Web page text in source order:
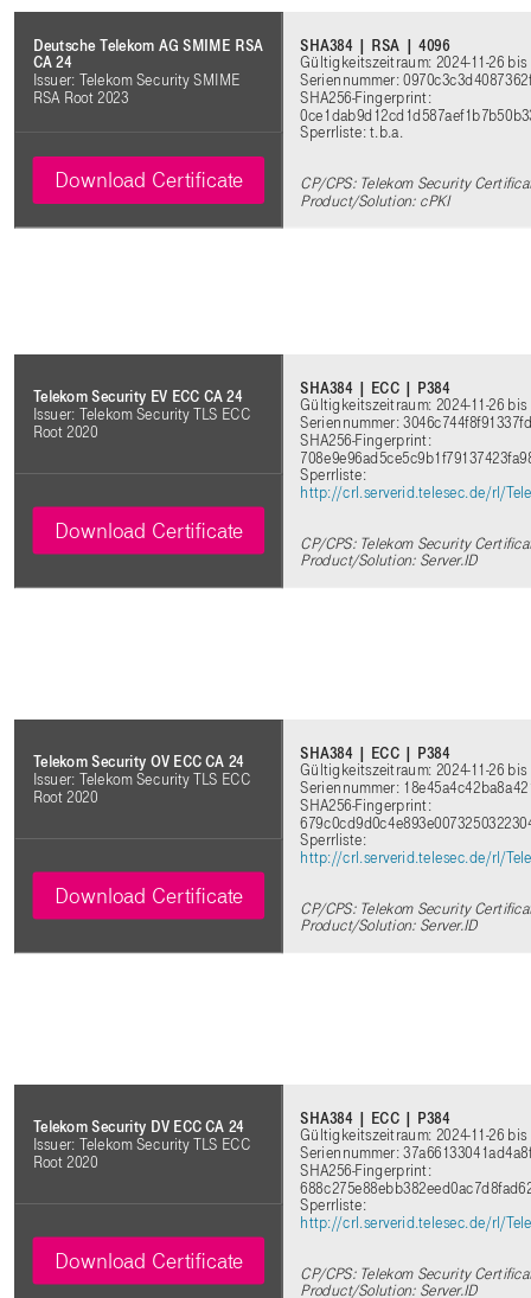
Deutsche Telekom AG SMIME RSA
CA 24
Issuer: Telekom Security SMIME
RSA Root 2023
SHA384 | RSA | 4096
Gültigkeitszeitraum: 2024-11-26 bis
Seriennummer:
SHA256-Fingerprint:
Sperrliste: t.b.a.
CP/CPS: Telekom Security
Product/Solution: cPKI
Download Certificate
Telekom Security EV ECC CA 24
Issuer: Telekom Security TLS ECC
Root 2020
SHA384 | ECC | P384
Gültigkeitszeitraum: 2024-11-26 bis
Seriennummer:
SHA256-Fingerprint:
Sperrliste:
http://crl.serverid.telesec.de/rl/
CP/CPS: Telekom Security
Product/Solution: Server.ID
Download Certificate
Telekom Security OV ECC CA 24
Issuer: Telekom Security TLS ECC
Root 2020
SHA384 | ECC | P384
Gültigkeitszeitraum: 2024-11-26 bis
Seriennummer:
SHA256-Fingerprint:
Sperrliste:
http://crl.serverid.telesec.de/rl/
CP/CPS: Telekom Security
Product/Solution: Server.ID
Download Certificate
Telekom Security DV ECC CA 24
Issuer: Telekom Security TLS ECC
Root 2020
SHA384 | ECC | P384
Gültigkeitszeitraum: 2024-11-26 bis
Seriennummer:
SHA256-Fingerprint:
Sperrliste:
http://crl.serverid.telesec.de/rl/
CP/CPS: Telekom Security
Product/Solution: Server.ID
Download Certificate